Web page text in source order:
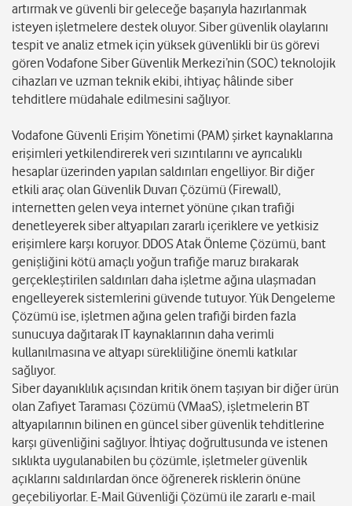
artırmak ve güvenli bir geleceğe başarıyla hazırlanmak
isteyen işletmelere destek oluyor. Siber güvenlik olaylarını
tespit ve analiz etmek için yüksek güvenlikli bir üs görevi
gören Vodafone Siber Güvenlik Merkezi’nin (SOC) teknolojik
cihazları ve uzman teknik ekibi, ihtiyaç hâlinde siber
tehditlere müdahale edilmesini sağlıyor.
Vodafone Güvenli Erişim Yönetimi (PAM) şirket kaynaklarına
erişimleri yetkilendirerek veri sızıntılarını ve ayrıcalıklı
hesaplar üzerinden yapılan saldırıları engelliyor. Bir diğer
etkili araç olan Güvenlik Duvarı Çözümü (Firewall),
internetten gelen veya internet yönüne çıkan trafiği
denetleyerek siber altyapıları zararlı içeriklere ve yetkisiz
erişimlere karşı koruyor. DDOS Atak Önleme Çözümü, bant
genişliğini kötü amaçlı yoğun trafiğe maruz bırakarak
gerçekleştirilen saldırıları daha işletme ağına ulaşmadan
engelleyerek sistemlerini güvende tutuyor. Yük Dengeleme
Çözümü ise, işletmen ağına gelen trafiği birden fazla
sunucuya dağıtarak IT kaynaklarının daha verimli
kullanılmasına ve altyapı sürekliliğine önemli katkılar
sağlıyor.
Siber dayanıklılık açısından kritik önem taşıyan bir diğer ürün
olan Zafiyet Taraması Çözümü (VMaaS), işletmelerin BT
altyapılarının bilinen en güncel siber güvenlik tehditlerine
karşı güvenliğini sağlıyor. İhtiyaç doğrultusunda ve istenen
sıklıkta uygulanabilen bu çözümle, işletmeler güvenlik
açıklarını saldırılardan önce öğrenerek risklerin önüne
geçebiliyorlar. E-Mail Güvenliği Çözümü ile zararlı e-mail